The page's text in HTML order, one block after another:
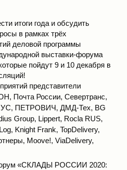
итоги года и обсудить
в рамках трёх
деловой программы
выставки-форума
пойдут 9 и 10 декабря в
представители
Почта России, Севертранс,
ПЕТРОВИЧ, ДМД-Тех, BG
Group, Lippert, Rocla RUS,
Knight Frank, TopDelivery,
Moove!, ViaDelivery,
«СКЛАДЫ РОССИИ 2020: